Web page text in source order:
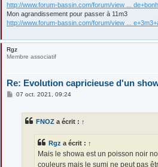
http://www.forum-bassin.com/forum/view ...
Mon agrandissement pour passer à 11m3
http://www.forum-bassin.com/forum/view ...
Rgz
Membre associatif
Re: Evolution capricieuse d'un
M07 oct. 2021, 09:24
FNOZ a écrit : ↑
Rgz a écrit : ↑
Mais le showa est un poisson noir
couleurs mais le sumi ne peut pas